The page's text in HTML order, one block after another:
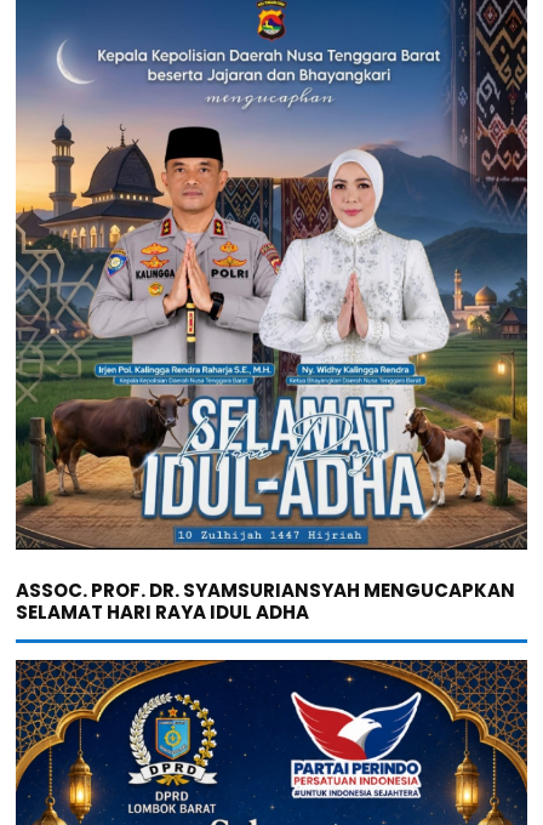
ASSOC. PROF. DR. SYAMSURIANSYAH MENGUCAPKAN
SELAMAT HARI RAYA IDUL ADHA